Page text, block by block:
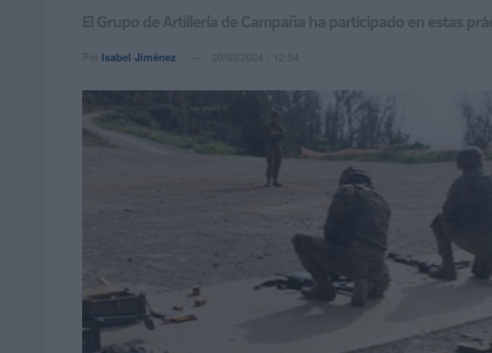
El Grupo de Artillería de Campaña ha participado en estas
Por Isabel Jiménez 20/03/2024 - 12:54